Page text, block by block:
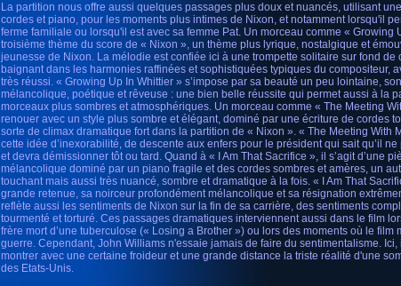
La partition nous offre aussi quelques passages plus doux et nuancés, utilisant
cordes et piano, pour les moments plus intimes de Nixon, et notamment lorsqu'il
ferme familiale ou lorsqu'il est avec sa femme Pat. Un morceau comme « Growing
troisième thème du score de « Nixon », un thème plus lyrique, nostalgique et
jeunesse de Nixon. La mélodie est confiée ici à une trompette solitaire sur fond de
baignant dans les harmonies raffinées et sophistiquées typiques du compositeur,
très réussi. « Growing Up In Whittier » s’impose par sa beauté un peu lointaine,
mélancolique, poétique et rêveuse : une bien belle réussite qui permet aussi à la
morceaux plus sombres et atmosphériques. Un morceau comme « The Meeting
renouer avec un style plus sombre et élégant, dominé par une écriture de cordes
sorte de climax dramatique fort dans la partition de « Nixon ». « The Meeting With
cette idée d’inexorabilité, de descente aux enfers pour le président qui sait qu’il
et devra démissionner tôt ou tard. Quand à « I Am That Sacrifice », il s’agit d’une
mélancolique dominé par un piano fragile et des cordes sombres et amères, un
touchant mais aussi très nuancé, sombre et dramatique à la fois. « I Am That
grande retenue, sa noirceur profondément mélancolique et sa résignation
reflète aussi les sentiments de Nixon sur la fin de sa carrière, des sentiments
tourmenté et torturé. Ces passages dramatiques interviennent aussi dans le film
frère mort d’une tuberculose (« Losing a Brother ») ou lors des moments où le film
guerre. Cependant, John Williams n'essaie jamais de faire du sentimentalisme.
montrer avec une certaine froideur et une grande distance la triste réalité d'une
des Etats-Unis.